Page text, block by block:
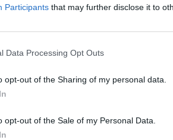
Participants that may further disclose it to
Data Processing Opt Outs
opt-out of the Sharing of my personal data.
opt-out of the Sale of my Personal Data.
Gardini infilza
VIDEO